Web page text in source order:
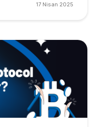
17 Nisan 2025